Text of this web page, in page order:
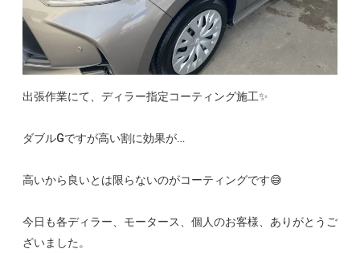
出張作業にて、ディラー指定コーティング施工✨
ダブルGですが高い割に効果が…
高いから良いとは限らないのがコーティングです😅
今日も各ディラー、モータース、個人のお客様、ありがとうご
ざいました。